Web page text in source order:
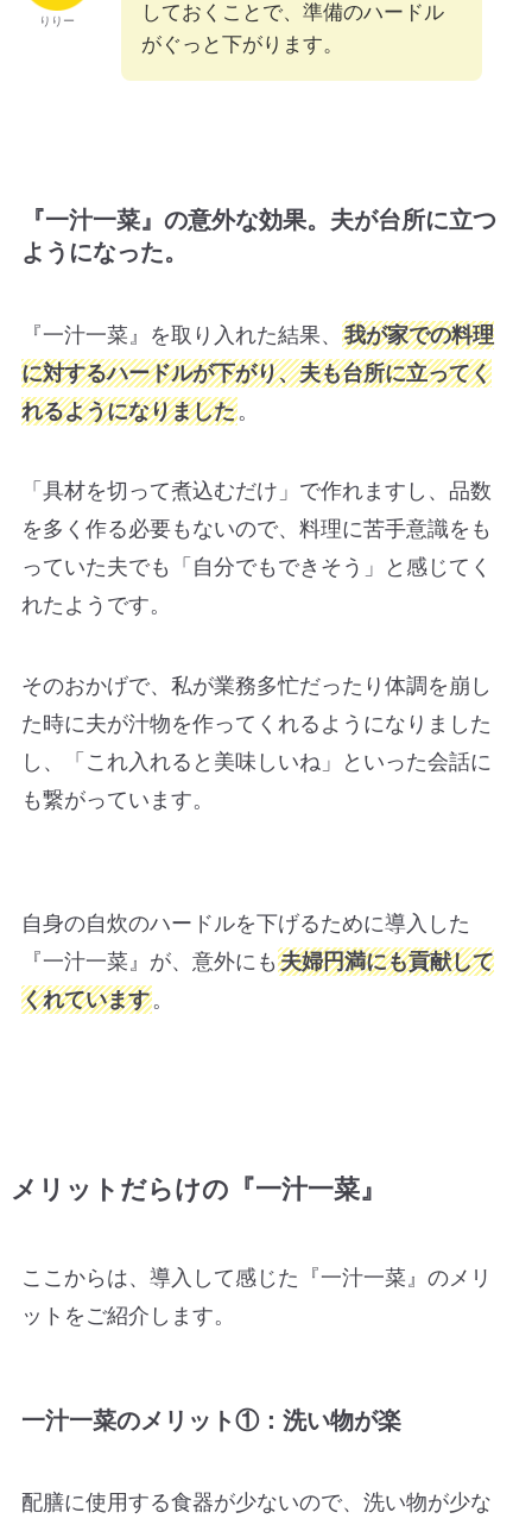
りりー
しておくことで、準備のハードル
がぐっと下がります。
『一汁一菜』の意外な効果。夫が台所に立つ
ようになった。
『一汁一菜』を取り入れた結果、 我が家での料理
に対するハードルが下がり、夫も台所に立ってく
れるようになりました。
「具材を切って煮込むだけ」で作れますし、品数
を多く作る必要もないので、料理に苦手意識をも
っていた夫でも「自分でもできそう」と感じてく
れたようです。
そのおかげで、私が業務多忙だったり体調を崩し
た時に夫が汁物を作ってくれるようになりました
し、「これ入れると美味しいね」といった会話に
も繋がっています。
自身の自炊のハードルを下げるために導入した
『一汁一菜』が、意外にも 夫婦円満にも貢献して
くれています。
メリットだらけの『一汁一菜』
ここからは、導入して感じた 『一汁一菜』のメリ
ットをご紹介します。
一汁一菜のメリット①：洗い物が楽
配膳に使用する食器が少ないので、洗い物が少な